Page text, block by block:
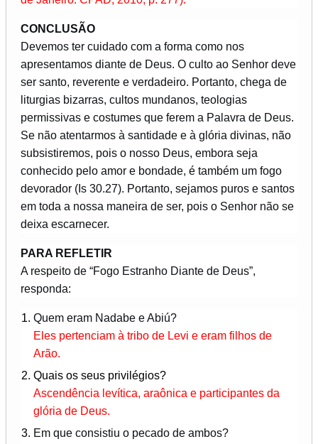
CONCLUSÃO
Devemos ter cuidado com a forma como nos
apresentamos diante de Deus. O culto ao Senhor deve
ser santo, reverente e verdadeiro. Portanto, chega de
liturgias bizarras, cultos mundanos, teologias
permissivas e costumes que ferem a Palavra de Deus.
Se não atentarmos à santidade e à glória divinas, não
subsistiremos, pois o nosso Deus, embora seja
conhecido pelo amor e bondade, é também um fogo
devorador (Is 30.27). Portanto, sejamos puros e santos
em toda a nossa maneira de ser, pois o Senhor não se
deixa escarnecer.
PARA REFLETIR
A respeito de “Fogo Estranho Diante de Deus”,
responda:
Quem eram Nadabe e Abiú?
Eles pertenciam à tribo de Levi e eram filhos de
Arão.
Quais os seus privilégios?
Ascendência levítica, araônica e participantes da
glória de Deus.
Em que consistiu o pecado de ambos?